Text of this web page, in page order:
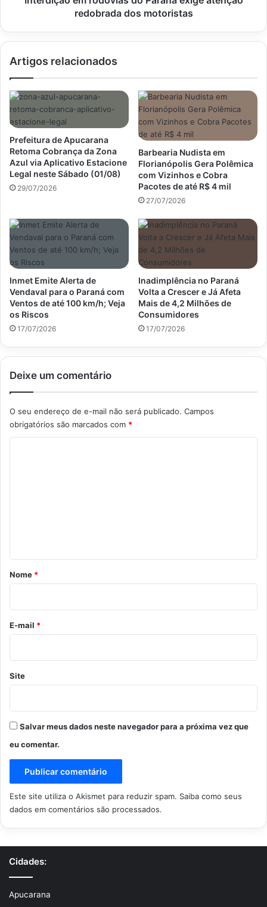
redobrada dos motoristas
Artigos relacionados
Prefeitura de Apucarana
Retoma Cobrança da Zona
Azul via Aplicativo Estacione
Legal neste Sábado (01/08)
29/07/2026
Barbearia Nudista em
Florianópolis Gera Polêmica
com Vizinhos e Cobra
Pacotes de até R$ 4 mil
27/07/2026
Inmet Emite Alerta de
Vendaval para o Paraná com
Ventos de até 100 km/h; Veja
os Riscos
17/07/2026
Inadimplência no Paraná
Volta a Crescer e Já Afeta
Mais de 4,2 Milhões de
Consumidores
17/07/2026
Deixe um comentário
O seu endereço de e-mail não será publicado. Campos
obrigatórios são marcados com *
r
o
*
Nome *
E-mail *
Site
Salvar meus dados neste navegador para a próxima vez que
eu comentar.
Este site utiliza o Akismet para reduzir spam. Saiba como seus
dados em comentários são processados.
Cidades:
Apucarana